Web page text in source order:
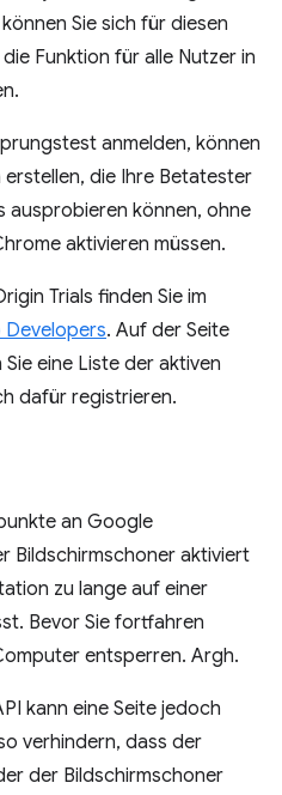
Sie sich für diesen
Funktion für alle Nutzer in
anmelden, können
die Ihre Betatester
ausprobieren können, ohne
aktivieren müssen.
Trials finden Sie im
Developers. Auf der Seite
Sie eine Liste der aktiven
dafür registrieren.
an Google
Bildschirmschoner aktiviert
zu lange auf einer
Bevor Sie fortfahren
entsperren. Argh.
kann eine Seite jedoch
verhindern, dass der
der Bildschirmschoner